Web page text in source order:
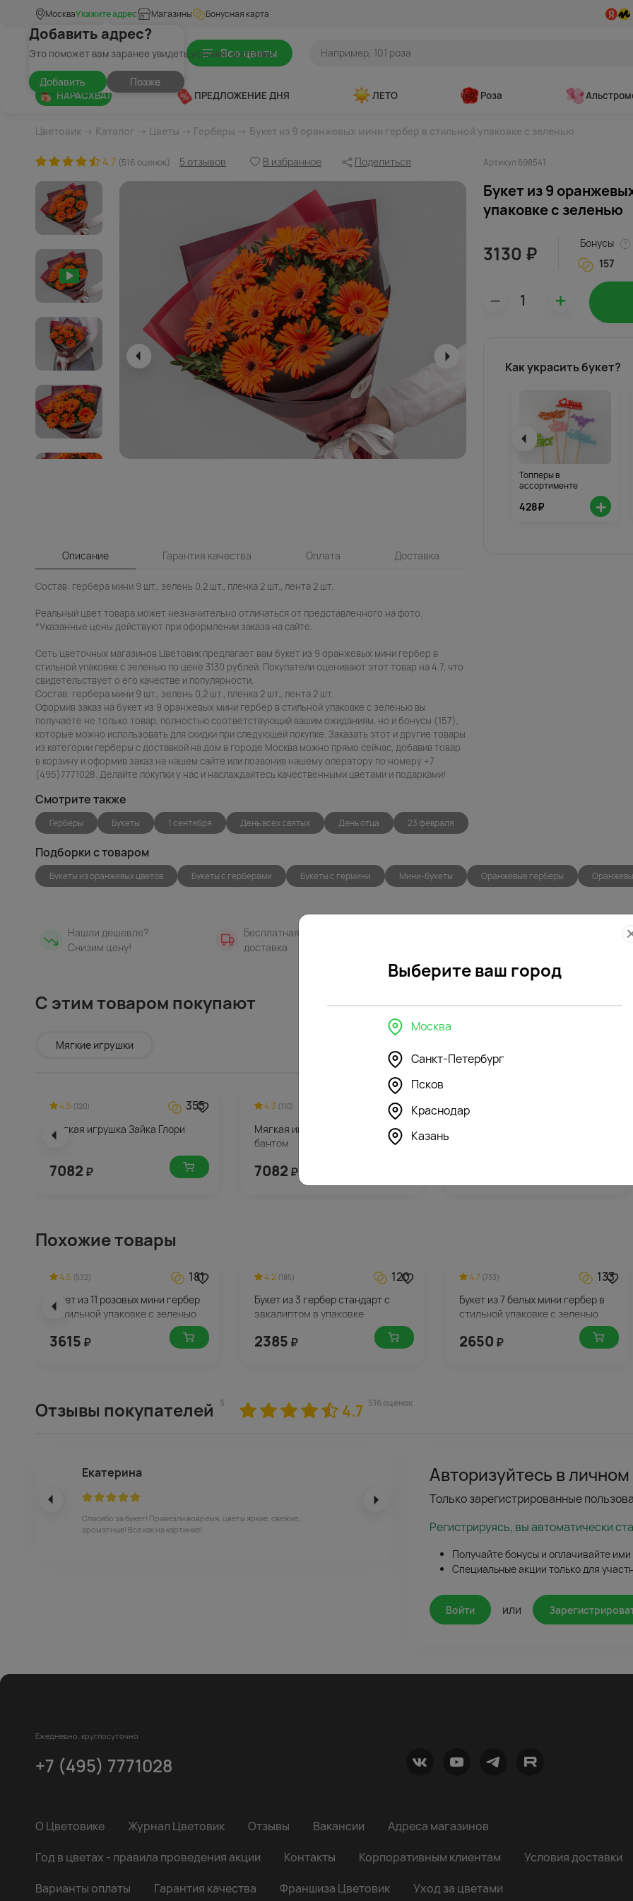
МоскваУкажите адрес
Добавить адрес?
Это поможет вам заранее увидеть условия доставки
Добавить Позже
Магазины Бонусная карта
Все цветы
НАРАСХВАТ ПРЕДЛОЖЕНИЕ ДНЯ ЛЕТО Роза
Цветовик → Каталог → Цветы → Герберы → Букет из 9 оранжевых мини гербер в стильной упаковке с зеленью
4.7 (516 оценок) 5 отзывов В избранное Поделиться Артикул 698541
Описание Гарантия качества Оплата Доставка
Состав: гербера мини 9 шт., зелень 0,2 шт., пленка 2 шт., лента 2 шт.
Реальный цвет товара может незначительно отличаться от представленного на фото.
*Указанные цены действуют при оформлении заказа на сайте.
Сеть цветочных магазинов Цветовик предлагает вам букет из 9 оранжевых мини гербер в
стильной упаковке с зеленью по цене 3130 рублей. Покупатели оценивают этот товар на 4.7, что
свидетельствует о его качестве и популярности.
Состав: гербера мини 9 шт., зелень 0,2 шт., пленка 2 шт., лента 2 шт.
Оформив заказ на букет из 9 оранжевых мини гербер в стильной упаковке с зеленью вы
получаете не только товар, полностью соответствующий вашим ожиданиям, но и бонусы (157),
которые можно использовать для скидки при следующей покупке. Заказать этот и другие товары
из категории герберы с доставкой на дом в городе Москва можно прямо сейчас, добавив товар
в корзину и оформив заказ на нашем сайте или позвонив нашему оператору по номеру +7
(495)7771028. Делайте покупки у нас и наслаждайтесь качественными цветами и подарками!
Букет из 9
упаковке с зеленью
3130 ₽
Бонусы
157
– +
Как украсить букет?
Топперы в
ассортименте
428₽ +
Смотрите также
Герберы Букеты 1 сентября День всех святых День отца 23 февраля
Подборки с товаром
Букеты из оранжевых цветов Букеты с герберами Букеты с гермини Мини-букеты Оранжевые герберы
Нашли дешевле?
Снизим цену!
Бесплатная
доставка
С этим товаром покупают
Мягкие игрушки
4.5 (120) 355
Мягкая игрушка Зайка Глори
7082 ₽
4.3 (110) 355
Мягкая игрушка Зайка Глори с
бантом
7082 ₽
4.5
Похожие товары
4.5 (532) 181
Букет из 11 розовых мини гербер
в стильной упаковке с зеленью
3615 ₽
4.2 (185) 120
Букет из 3 гербер стандарт с
эвкалиптом в упаковке
2385 ₽
4.7 (733) 133
Букет из 7 белых мини гербер в
стильной упаковке с зеленью
2650 ₽
Отзывы покупателей 5 4.7 516 оценок
Екатерина
Спасибо за букет! Привезли вовремя, цветы яркие, свежие,
ароматные! Все как на картинке!
Авторизуйтесь в
Только зарегистрированные
Регистрируясь, вы автоматически
Получайте бонусы и оплачивайте ими
Специальные акции только для
Войти или
Ежедневно, круглосуточно
+7 (495) 7771028
О Цветовике Журнал Цветовик Отзывы Вакансии
Адреса магазинов
Год в цветах - правила проведения акции
Контакты Корпоративным клиентам
Условия доставки
Варианты оплаты
Гарантия качества Франшиза Цветовик Уход за цветами
Выберите ваш город
Москва
Санкт-Петербург
Псков
Краснодар
Казань